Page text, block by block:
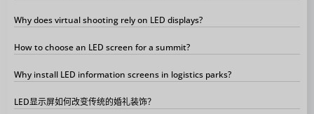
Why does virtual shooting rely on LED displays?
How to choose an LED screen for a summit?
Why install LED information screens in logistics parks?
LED显示屏如何改变传统的婚礼装饰？